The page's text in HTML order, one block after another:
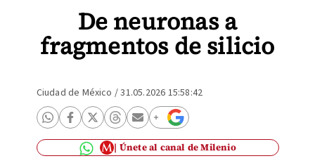
De neuronas a
fragmentos de silicio
Ciudad de México /31.05.2026 15:58:42
Únete al canal de Milenio